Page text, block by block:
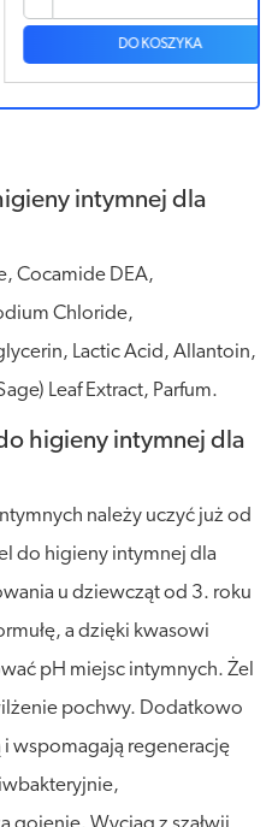
intymnej dla
Cocamide DEA,
Chloride,
Lactic Acid, Allantoin,
Leaf Extract, Parfum.
higieny intymnej dla
należy uczyć już od
do higieny intymnej dla
u dziewcząt od 3. roku
a dzięki kwasowi
pH miejsc intymnych. Żel
pochwy. Dodatkowo
wspomagają regenerację